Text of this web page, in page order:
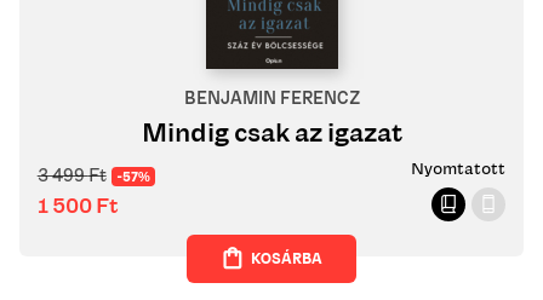
BENJAMIN FERENCZ
Mindig csak az igazat
3 499Ft -57%
1 500Ft
Nyomtatott
KOSÁRBA